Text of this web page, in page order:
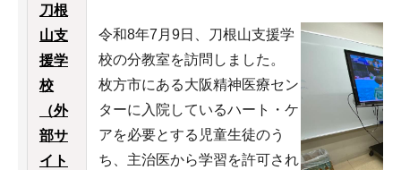
刀根
山支
援学
校
（外
部サ
イト
令和8年7月9日、刀根山支援学
校の分教室を訪問しました。
枚方市にある大阪精神医療セン
ターに入院しているハート・ケ
アを必要とする児童生徒のう
ち、主治医から学習を許可され